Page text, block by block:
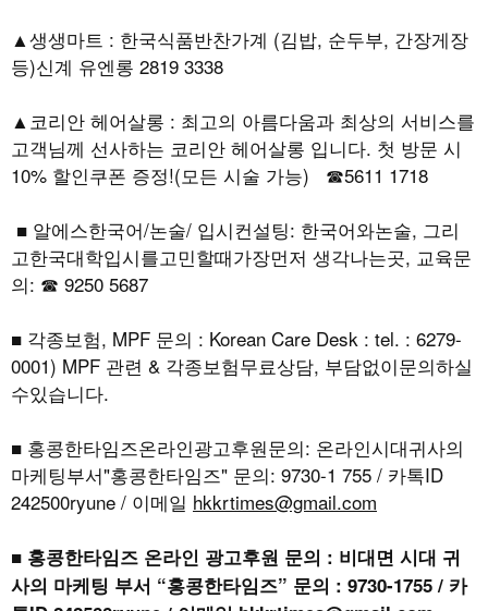
▲생생마트 : 한국식품반찬가계 (김밥, 순두부, 간장게장
등)신계 유엔롱 2819 3338
▲코리안 헤어살롱 : 최고의 아름다움과 최상의 서비스를
고객님께 선사하는 코리안 헤어살롱 입니다. 첫 방문 시
10% 할인쿠폰 증정!(모든 시술 가능) ☎5611 1718
■ 알에스한국어/논술/ 입시컨설팅: 한국어와논술, 그리
고한국대학입시를고민할때가장먼저 생각나는곳, 교육문
의: ☎ 9250 5687
■ 각종보험, MPF 문의 : Korean Care Desk : tel. : 6279-
0001) MPF 관련 & 각종보험무료상담, 부담없이문의하실
수있습니다.
■ 홍콩한타임즈온라인광고후원문의: 온라인시대귀사의
마케팅부서"홍콩한타임즈" 문의: 9730-1 755 / 카톡ID
242500ryune / 이메일 hkkrtimes@gmail.com
■ 홍콩한타임즈 온라인 광고후원 문의 : 비대면 시대 귀
사의 마케팅 부서 “홍콩한타임즈” 문의 : 9730-1755 / 카